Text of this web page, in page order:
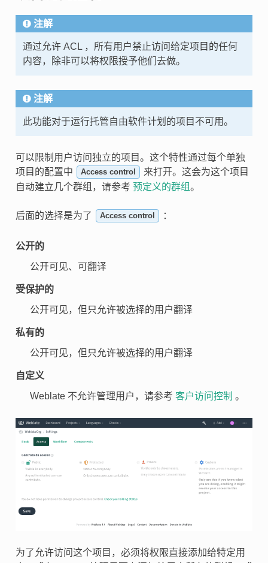
注解
通过允许 ACL ，所有用户禁止访问给定项目的任何
内容，除非可以将权限授予他们去做。
注解
此功能对于运行托管自由软件计划的项目不可用。
可以限制用户访问独立的项目。这个特性通过每个单独
项目的配置中
Access control
来打开。这会为这个项目
自动建立几个群组，请参考 预定义的群组。
后面的选择是为了 Access control ：
公开的
公开可见、可翻译
受保护的
公开可见，但只允许被选择的用户翻译
私有的
公开可见，但只允许被选择的用户翻译
自定义
Weblate 不允许管理用户，请参考 客户访问控制 。
为了允许访问这个项目，必须将权限直接添加给特定用